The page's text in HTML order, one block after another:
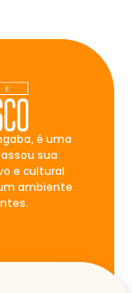
é uma
sua
e cultural
ambiente